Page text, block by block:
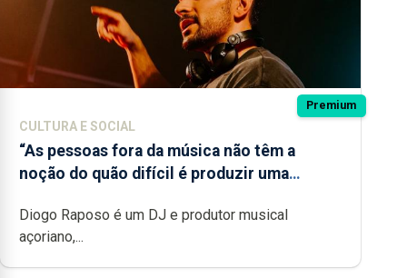
Premium
CULTURA E SOCIAL
“As pessoas fora da música não têm a
noção do quão difícil é produzir uma
Diogo Raposo é um DJ e produtor musical
açoriano,...